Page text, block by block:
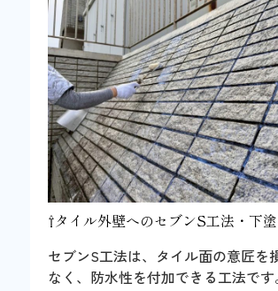
⇧タイル外壁へのセブンS工法・下塗
セブンS工法は、タイル面の意匠を
なく、防水性を付加できる工法です